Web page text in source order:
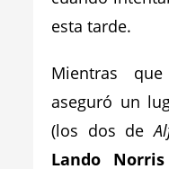
esta tarde.
Mientras que
aseguró un
(los dos de
Lando Norris